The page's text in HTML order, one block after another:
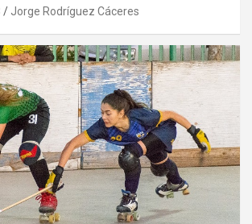
Jorge Rodríguez Cáceres